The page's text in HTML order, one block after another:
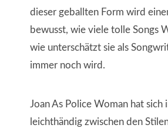
dieser geballten Form wird
bewusst, wie viele tolle Songs
wie unterschätzt sie als
immer noch wird.
Joan As Police Woman hat sich
leichthändig zwischen den